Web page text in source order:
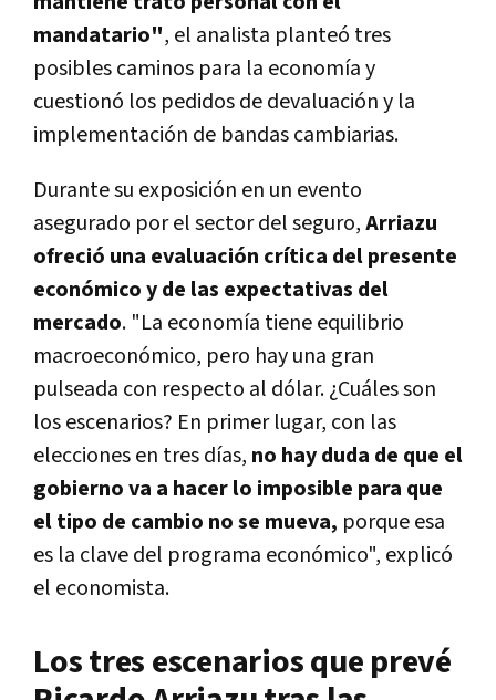
mandatario", el analista planteó tres
posibles caminos para la economía y
cuestionó los pedidos de devaluación y la
implementación de bandas cambiarias.
Durante su exposición en un evento
asegurado por el sector del seguro,Arriazu
ofreció una evaluación crítica del presente
económico y de las expectativas del
mercado. "La economía tiene equilibrio
macroeconómico, pero hay una gran
pulseada con respecto al dólar. ¿Cuáles son
los escenarios? En primer lugar, con las
elecciones en tres días, no hay duda de que el
gobierno va a hacer lo imposible para que
el tipo de cambio no se mueva, porque esa
es la clave del programa económico", explicó
el economista.
Los tres escenarios que prevé